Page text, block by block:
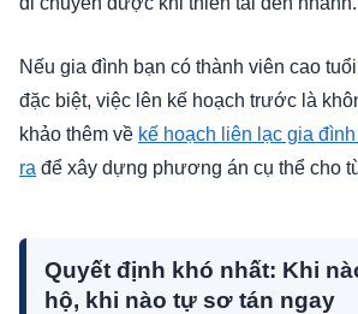
Nếu gia đình bạn có thành viên cao
đặc biệt, việc lên kế hoạch trước là
khảo thêm về kế hoạch liên lạc gia
ra để xây dựng phương án cụ thể cho
Quyết định khó nhất: Khi
hộ, khi nào tự sơ tán ngay